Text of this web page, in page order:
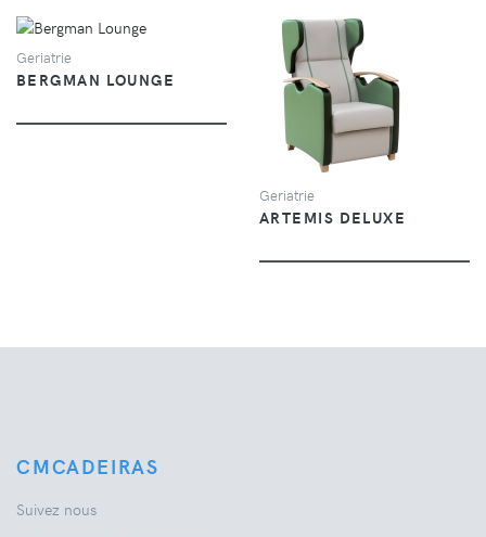
VUE
Geriatrie
BERGMAN LOUNGE
Geriatrie
ARTEMIS DELUXE
CMCADEIRAS
Suivez nous